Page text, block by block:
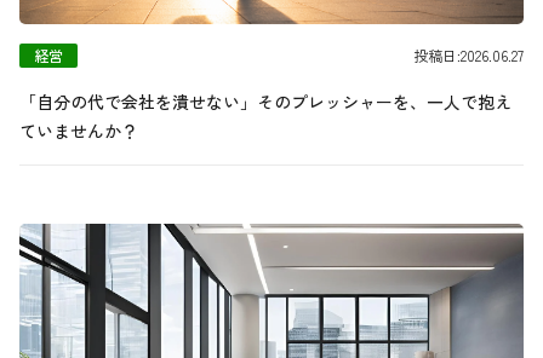
経営 投稿日:2026.06.27
「自分の代で会社を潰せない」そのプレッシャーを、一人で抱え
ていませんか？